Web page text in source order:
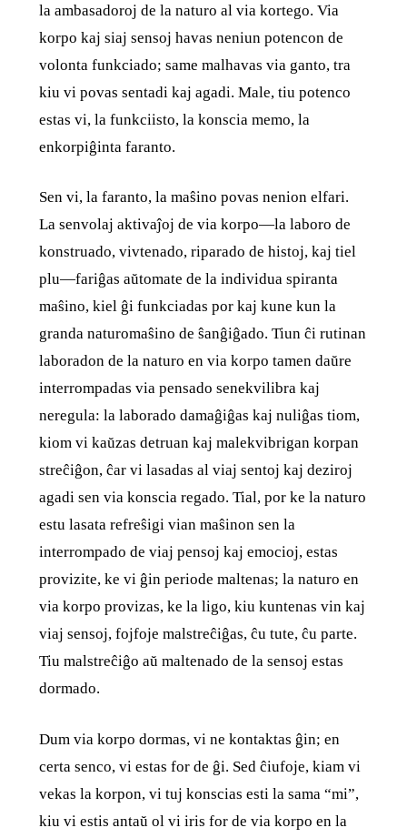
la ambasadoroj de la naturo al via kortego. Via
korpo kaj siaj sensoj havas neniun potencon de
volonta funkciado; same malhavas via ganto, tra
kiu vi povas sentadi kaj agadi. Male, tiu potenco
estas vi, la funkciisto, la konscia memo, la
enkorpiĝinta faranto.
Sen vi, la faranto, la maŝino povas nenion elfari.
La senvolaj aktivaĵoj de via korpo—la laboro de
konstruado, vivtenado, riparado de histoj, kaj tiel
plu—fariĝas aŭtomate de la individua spiranta
maŝino, kiel ĝi funkciadas por kaj kune kun la
granda naturomaŝino de ŝanĝiĝado. Tiun ĉi rutinan
laboradon de la naturo en via korpo tamen daŭre
interrompadas via pensado senekvilibra kaj
neregula: la laborado damaĝiĝas kaj nuliĝas tiom,
kiom vi kaŭzas detruan kaj malekvibrigan korpan
streĉiĝon, ĉar vi lasadas al viaj sentoj kaj deziroj
agadi sen via konscia regado. Tial, por ke la naturo
estu lasata refreŝigi vian maŝinon sen la
interrompado de viaj pensoj kaj emocioj, estas
provizite, ke vi ĝin periode maltenas; la naturo en
via korpo provizas, ke la ligo, kiu kuntenas vin kaj
viaj sensoj, fojfoje malstreĉiĝas, ĉu tute, ĉu parte.
Tiu malstreĉiĝo aŭ maltenado de la sensoj estas
dormado.
Dum via korpo dormas, vi ne kontaktas ĝin; en
certa senco, vi estas for de ĝi. Sed ĉiufoje, kiam vi
vekas la korpon, vi tuj konscias esti la sama “mi”,
kiu vi estis antaŭ ol vi iris for de via korpo en la